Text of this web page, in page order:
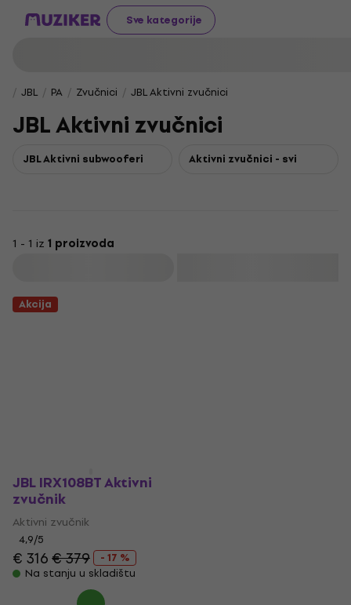
Sve kategorije
JBL PA Zvučnici JBL Aktivni zvučnici
JBL Aktivni zvučnici
JBL Aktivni subwooferi Aktivni zvučnici - svi
1 - 1 iz 1 proizvoda
Akcija
JBL IRX108BT Aktivni
zvučnik
Aktivni zvučnik
4,9/5
€ 316€ 379
- 17 %
Na stanju u skladištu